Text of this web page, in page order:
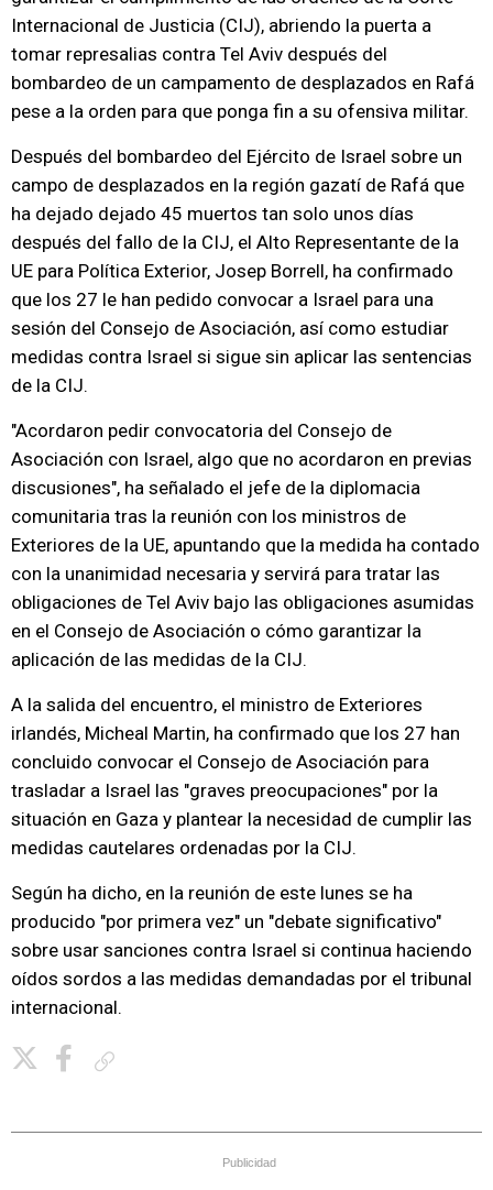
Internacional de Justicia (CIJ), abriendo la puerta a
tomar represalias contra Tel Aviv después del
bombardeo de un campamento de desplazados en Rafá
pese a la orden para que ponga fin a su ofensiva militar.
Después del bombardeo del Ejército de Israel sobre un
campo de desplazados en la región gazatí de Rafá que
ha dejado dejado 45 muertos tan solo unos días
después del fallo de la CIJ, el Alto Representante de la
UE para Política Exterior, Josep Borrell, ha confirmado
que los 27 le han pedido convocar a Israel para una
sesión del Consejo de Asociación, así como estudiar
medidas contra Israel si sigue sin aplicar las sentencias
de la CIJ.
"Acordaron pedir convocatoria del Consejo de
Asociación con Israel, algo que no acordaron en previas
discusiones", ha señalado el jefe de la diplomacia
comunitaria tras la reunión con los ministros de
Exteriores de la UE, apuntando que la medida ha contado
con la unanimidad necesaria y servirá para tratar las
obligaciones de Tel Aviv bajo las obligaciones asumidas
en el Consejo de Asociación o cómo garantizar la
aplicación de las medidas de la CIJ.
A la salida del encuentro, el ministro de Exteriores
irlandés, Micheal Martin, ha confirmado que los 27 han
concluido convocar el Consejo de Asociación para
trasladar a Israel las "graves preocupaciones" por la
situación en Gaza y plantear la necesidad de cumplir las
medidas cautelares ordenadas por la CIJ.
Según ha dicho, en la reunión de este lunes se ha
producido "por primera vez" un "debate significativo"
sobre usar sanciones contra Israel si continua haciendo
oídos sordos a las medidas demandadas por el tribunal
internacional.
Publicidad